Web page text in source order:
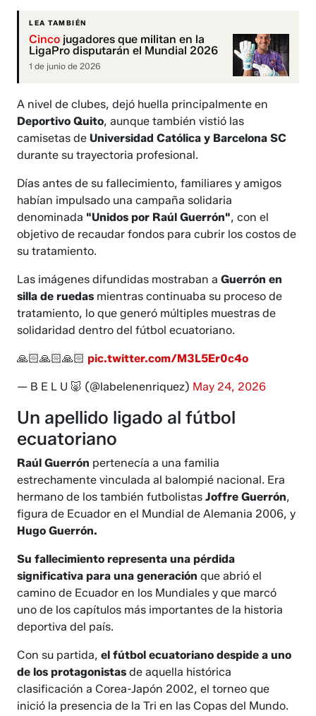
LEA TAMBIÉN
Cinco jugadores que militan en la
LigaPro disputarán el Mundial 2026
1 de junio de 2026
A nivel de clubes, dejó huella principalmente en
Deportivo Quito, aunque también vistió las
camisetas deUniversidad Católica y Barcelona SC
durante su trayectoria profesional.
Días antes de su fallecimiento, familiares y amigos
habían impulsado una campaña solidaria
denominada "Unidos por Raúl Guerrón", con el
objetivo de recaudar fondos para cubrir los costos de
su tratamiento.
Las imágenes difundidas mostraban aGuerrón en
silla de ruedas mientras continuaba su proceso de
tratamiento, lo que generó múltiples muestras de
solidaridad dentro del fútbol ecuatoriano.
🙏🏻🙏🏻🙏🏻pic.twitter.com/M3L5Er0c4o
— B E L U 🐷 (@labelenenriquez) May 24, 2026
Un apellido ligado al fútbol
ecuatoriano
Raúl Guerrón pertenecía a una familia
estrechamente vinculada al balompié nacional. Era
hermano de los también futbolistasJoffre Guerrón,
figura de Ecuador en el Mundial de Alemania 2006, y
Hugo Guerrón.
Su fallecimiento representa una pérdida
significativa para una generación que abrió el
camino de Ecuador en los Mundiales y que marcó
uno de los capítulos más importantes de la historia
deportiva del país.
Con su partida,el fútbol ecuatoriano despide a uno
de los protagonistasde aquella histórica
clasificación a Corea-Japón 2002, el torneo que
inició la presencia de la Tri en las Copas del Mundo.